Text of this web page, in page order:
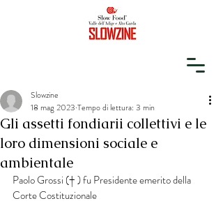
Gli assetti fondiarii collettivi e le
loro dimensioni sociale e
ambientale
Slowzine
18 mag 2023 Tempo di lettura: 3 min
Paolo Grossi († ) fu Presidente emerito della
Corte Costituzionale